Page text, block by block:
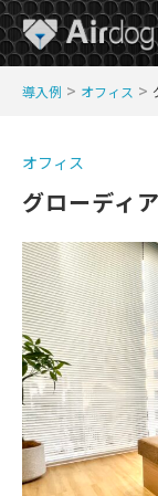
導入例 > オフィス >
オフィス
グローディ